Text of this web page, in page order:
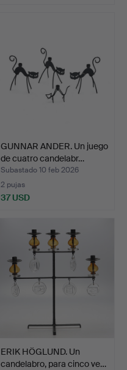
GUNNAR ANDER. Un juego
de cuatro candelabr…
Subastado 10 feb 2026
2 pujas
37 USD
ERIK HÖGLUND. Un
candelabro, para cinco ve…